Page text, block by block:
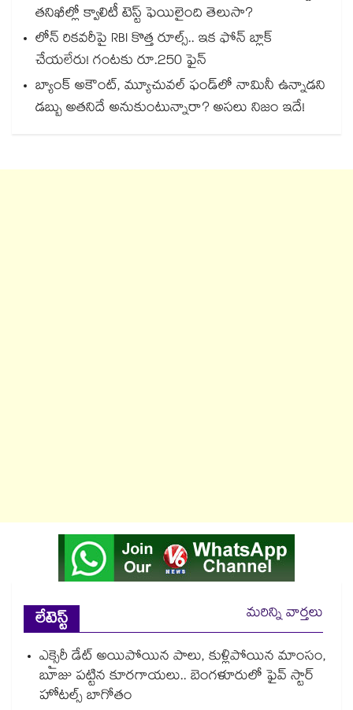
తనిఖీల్లో క్వాలిటీ టెస్ట్ ఫెయిలైంది తెలుసా?
లోన్ రికవరీపై RBI కొత్త రూల్స్.. ఇక ఫోన్ బ్లాక్
చేయలేరు! గంటకు రూ.250 ఫైన్
బ్యాంక్ అకౌంట్, మ్యూచువల్ ఫండ్‌లో నామినీ ఉన్నాడని
డబ్బు అతనిదే అనుకుంటున్నారా? అసలు నిజం ఇదే!
లేటెస్ట్
మరిన్ని వార్తలు
ఎక్సైరీ డేట్ అయిపోయిన పాలు, కుళ్లిపోయిన మాంసం,
బూజు పట్టిన కూరగాయలు.. బెంగళూరులో ఫైవ్ స్టార్
హోటల్స్ బాగోతం